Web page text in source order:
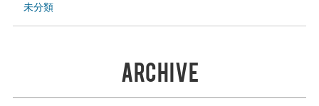
未分類
ARCHIVE